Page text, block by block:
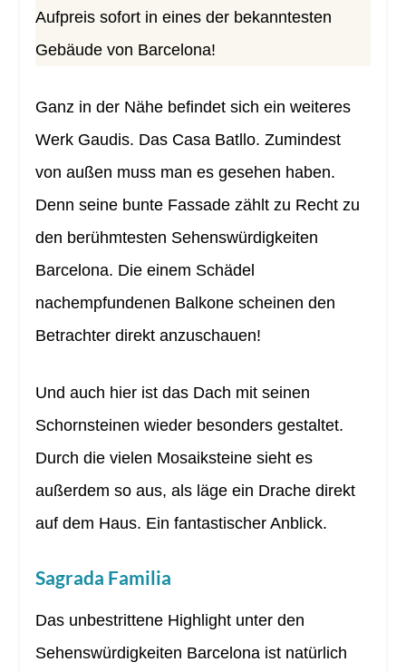
Aufpreis sofort in eines der bekanntesten
Gebäude von Barcelona!
Ganz in der Nähe befindet sich ein weiteres
Werk Gaudis. Das Casa Batllo. Zumindest
von außen muss man es gesehen haben.
Denn seine bunte Fassade zählt zu Recht zu
den berühmtesten Sehenswürdigkeiten
Barcelona. Die einem Schädel
nachempfundenen Balkone scheinen den
Betrachter direkt anzuschauen!
Und auch hier ist das Dach mit seinen
Schornsteinen wieder besonders gestaltet.
Durch die vielen Mosaiksteine sieht es
außerdem so aus, als läge ein Drache direkt
auf dem Haus. Ein fantastischer Anblick.
Sagrada Familia
Das unbestrittene Highlight unter den
Sehenswürdigkeiten Barcelona ist natürlich